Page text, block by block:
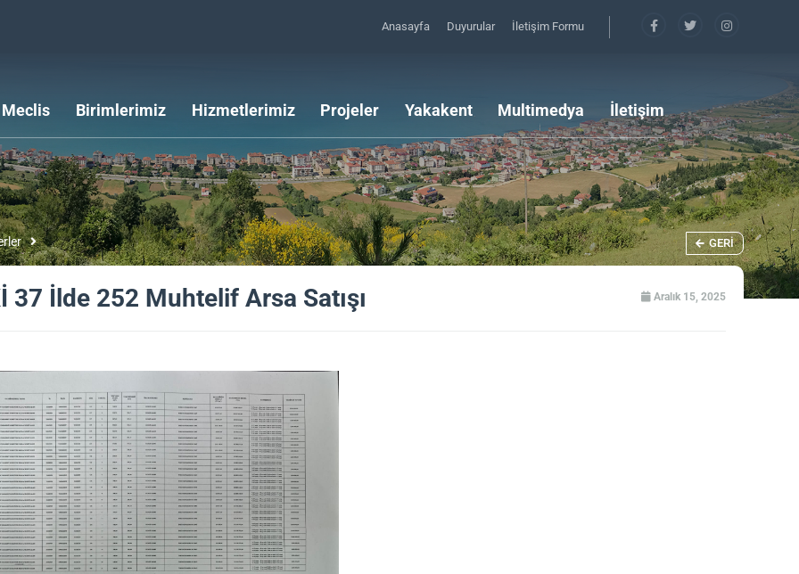
Anasayfa Duyurular İletişim Formu
Meclis Birimlerimiz Hizmetlerimiz Projeler Yakakent Multimedya İletişim
GERI
37 İlde 252 Muhtelif Arsa Satışı Aralık 15, 2025